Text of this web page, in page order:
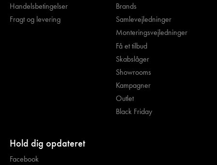
Handelsbetingelser
Fragt og levering
Brands
Samlevejledninger
Monteringsvejledninger
Få et tilbud
Skabslåger
Showrooms
Kampagner
Outlet
Black Friday
Hold dig opdateret
Facebook